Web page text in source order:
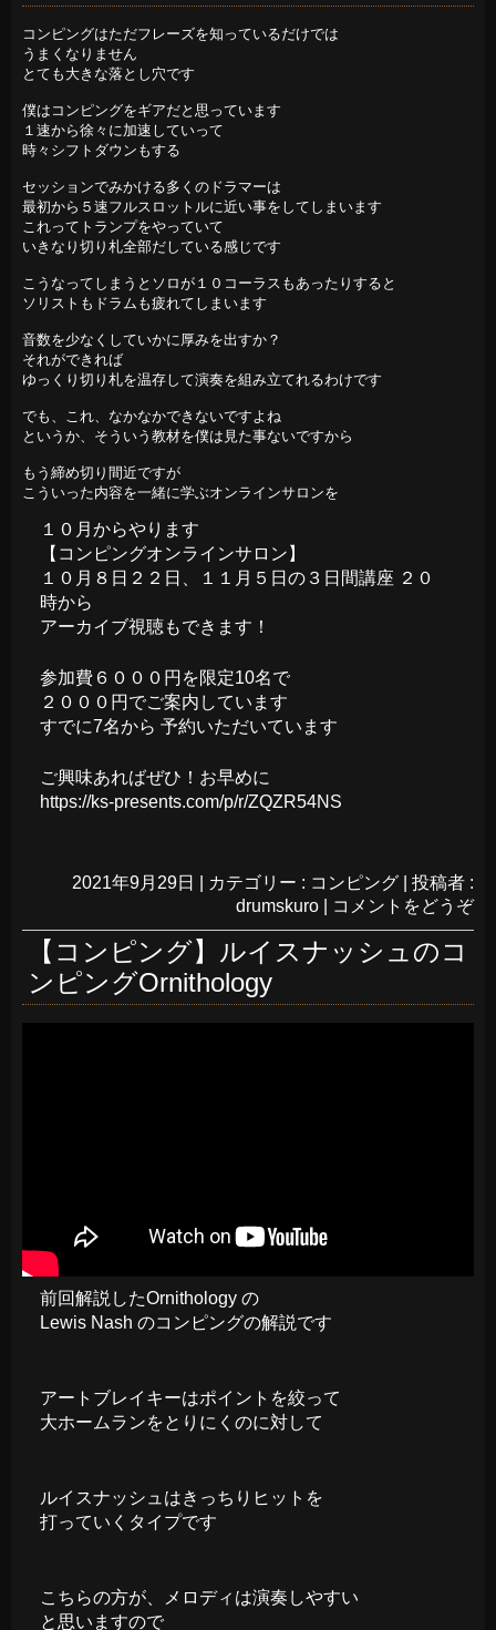
コンピングはただフレーズを知っているだけでは
うまくなりません
とても大きな落とし穴です
僕はコンピングをギアだと思っています
１速から徐々に加速していって
時々シフトダウンもする
セッションでみかける多くのドラマーは
最初から５速フルスロットルに近い事をしてしまいます
これってトランプをやっていて
いきなり切り札全部だしている感じです
こうなってしまうとソロが１０コーラスもあったりすると
ソリストもドラムも疲れてしまいます
音数を少なくしていかに厚みを出すか？
それができれば
ゆっくり切り札を温存して演奏を組み立てれるわけです
でも、これ、なかなかできないですよね
というか、そういう教材を僕は見た事ないですから
もう締め切り間近ですが
こういった内容を一緒に学ぶオンラインサロンを
１０月からやります
【コンピングオンラインサロン】
１０月８日２２日、１１月５日の３日間講座 ２０
時から
アーカイブ視聴もできます！
参加費６０００円を限定10名で
２０００円でご案内しています
すでに7名から 予約いただいています
ご興味あればぜひ！お早めに
https://ks-presents.com/p/r/ZQZR54NS
2021年9月29日 カテゴリー : コンピング
投稿者 :
drumskuro
コメントをどうぞ
【コンピング】ルイスナッシュのコ
ンピングOrnithology
前回解説したOrnithology の
Lewis Nash のコンピングの解説です
アートブレイキーはポイントを絞って
大ホームランをとりにくのに対して
ルイスナッシュはきっちりヒットを
打っていくタイプです
こちらの方が、メロディは演奏しやすい
と思いますので